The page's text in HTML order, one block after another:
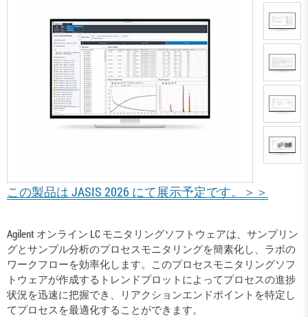
この製品は JASIS 2026 にて展示予定です。＞＞
Agilent オンライン LC モニタリングソフトウェアは、サンプリン
グとサンプル分析のプロセスモニタリングを簡素化し、ラボの
ワークフローを効率化します。このプロセスモニタリングソフ
トウェアが作成するトレンドプロットによってプロセスの進捗
状況を迅速に把握でき、リアクションエンドポイントを特定し
てプロセスを最適化することができます。